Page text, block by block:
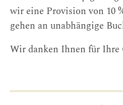
wir eine Provision von 10
gehen an unabhängige
Wir danken Ihnen für